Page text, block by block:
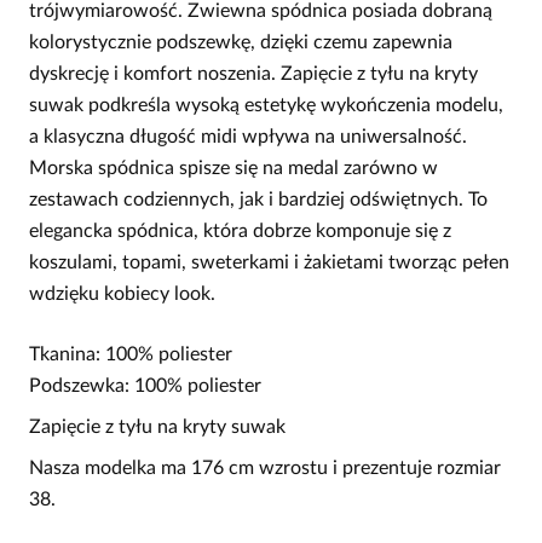
trójwymiarowość. Zwiewna spódnica posiada dobraną
kolorystycznie podszewkę, dzięki czemu zapewnia
dyskrecję i komfort noszenia. Zapięcie z tyłu na kryty
suwak podkreśla wysoką estetykę wykończenia modelu,
a klasyczna długość midi wpływa na uniwersalność.
Morska spódnica spisze się na medal zarówno w
zestawach codziennych, jak i bardziej odświętnych. To
elegancka spódnica, która dobrze komponuje się z
koszulami, topami, sweterkami i żakietami tworząc pełen
wdzięku kobiecy look.
Tkanina: 100% poliester
Podszewka: 100% poliester
Zapięcie z tyłu na kryty suwak
Nasza modelka ma 176 cm wzrostu i prezentuje rozmiar
38.